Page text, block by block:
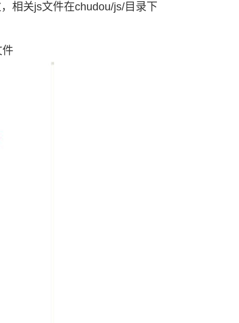
相关js文件在chudou/js/目录下
件